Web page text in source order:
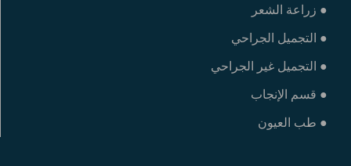
● زراعة الشعر
● التجميل الجراحي
● التجميل غير الجراحي
● قسم الإنجاب
● طب العيون